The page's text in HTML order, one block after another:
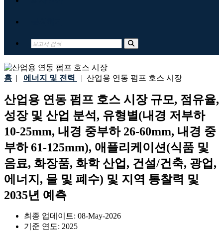
홈 | 에너지 및 전력 | 산업용 연동 펌프 호스 시장
산업용 연동 펌프 호스 시장 규모, 점유율,
성장 및 산업 분석, 유형별(내경 저부하
10-25mm, 내경 중부하 26-60mm, 내경 중
부하 61-125mm), 애플리케이션(식품 및
음료, 화장품, 화학 산업, 건설/건축, 광업,
에너지, 물 및 폐수) 및 지역 통찰력 및
2035년 예측
최종 업데이트: 08-May-2026
기준 연도: 2025